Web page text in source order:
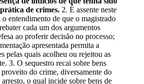
de crimes. 2. É assente neste
entendimento de que o magistrado
cada um dos argumentos
ao proferir decisão no processo;
apresentada permita a
pelas quais acolheu ou rejeitou as
3. O sequestro recai sobre bens
do crime, diversamente do
o qual incide sobre bens de